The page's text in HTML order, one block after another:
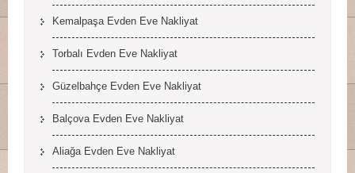
Kemalpaşa Evden Eve Nakliyat
Torbalı Evden Eve Nakliyat
Güzelbahçe Evden Eve Nakliyat
Balçova Evden Eve Nakliyat
Aliağa Evden Eve Nakliyat